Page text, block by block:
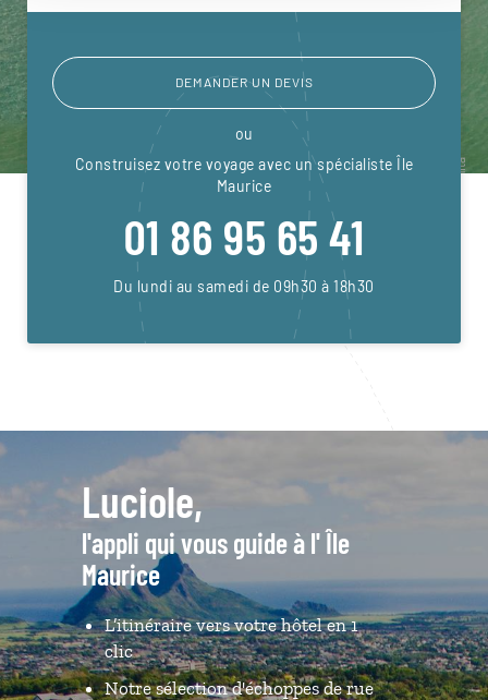
DEMANDER UN DEVIS
ou
Construisez votre voyage avec un spécialiste Île
Maurice
01 86 95 65 41
Du lundi au samedi de 09h30 à 18h30
Luciole,
l'appli qui vous guide à l' Île
Maurice
L’itinéraire vers votre hôtel en 1
clic
Notre sélection d'échoppes de rue